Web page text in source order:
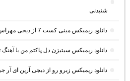
شنیدنی
دانلود ریمیکس مینی کست 7 از دیجی مهراس
دانلود ریمیکس سیتیزن دل پاکتم من با
دانلود ریمیکس زیرو رو از دیجی آرین ای آر